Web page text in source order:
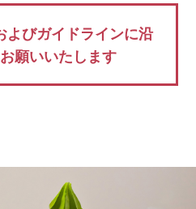
よびガイドラインに沿
願いいたします